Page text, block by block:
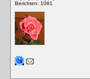
Berichten: 1081